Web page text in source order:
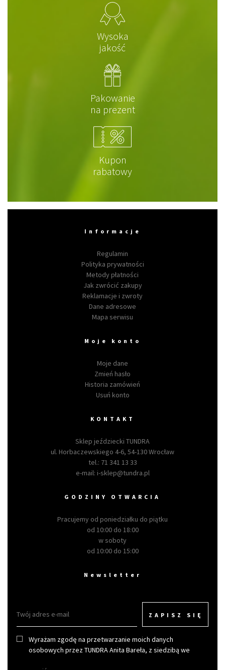
Wysoka
jakość
Pakowanie
na prezent
Kupon
rabatowy
Informacje
Regulamin
Polityka prywatności
Metody płatności
Jak zwrócić zakupy
Reklamacje i zwroty
Dane adresowe
Mapa serwisu
Moje konto
Moje dane
Zmień hasło
Historia zamówień
Usuń konto
KONTAKT
Sklep jeździecki TUNDRA
ul. Horbaczewskiego 4-6, 54-130 Wrocław
tel.: 71 341 13 33
e-mail: i-sklep@tundra.pl
GODZINY OTWARCIA
Pracujemy od poniedziałku do piątku
od 10:00 do 18:00
w soboty
od 10:00 do 15:00
Newsletter
ZAPISZ SIĘ
Wyrażam zgodę na przetwarzanie moich danych
osobowych przez TUNDRA Anita Bareła, z siedzibą we